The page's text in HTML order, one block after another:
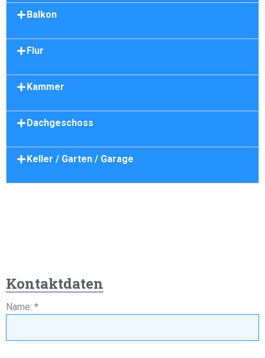
Balkon
Flur
Kammer
Dachgeschoss
Keller / Garten / Garage
Kontaktdaten
Name: *